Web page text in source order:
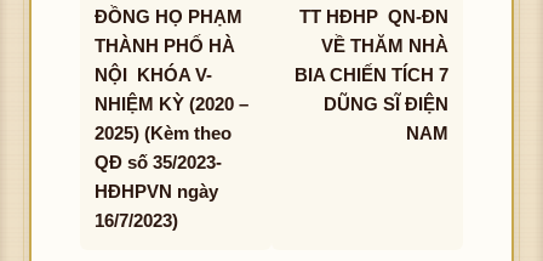
ĐỒNG HỌ PHẠM
THÀNH PHỐ HÀ
NỘI KHÓA V-
NHIỆM KỲ (2020 –
2025) (Kèm theo
QĐ số 35/2023-
HĐHPVN ngày
16/7/2023)
TT HĐHP QN-ĐN
VỀ THĂM NHÀ
BIA CHIẾN TÍCH 7
DŨNG SĨ ĐIỆN
NAM